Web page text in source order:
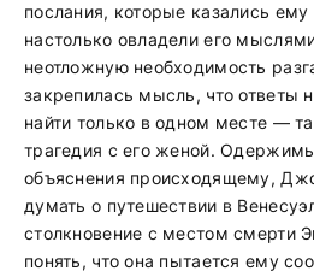
послания, которые казались
настолько овладели его
неотложную необходимость
закрепилась мысль, что ответы
найти только в одном месте —
трагедия с его женой.
объяснения происходящему,
думать о путешествии в
столкновение с местом смерти
понять, что она пытается ему